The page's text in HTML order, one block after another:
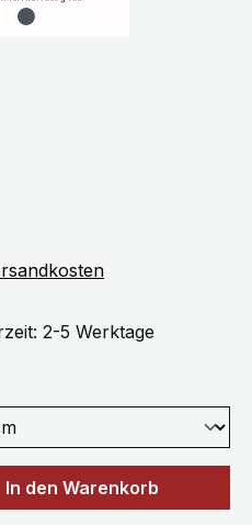
2-5 Werktage
den
In den Warenkorb